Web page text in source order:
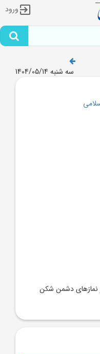
ورود
سه شنبه 1404/05/14
نمازهاى دشمن شكن